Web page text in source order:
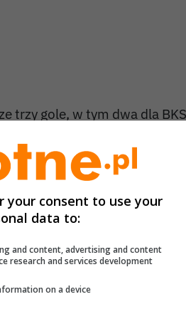
trzy gole, w tym dwa dla
się ponownie
.
Ślusarczyk(trafienie
jesiennej BKS zajmuje 12
swój mecz rozgrywał
udał się do Zgorzelca, gdzie
zakończył się zwycięstwem
your consent to use your
data to:
and content, advertising and content
research and services development
on a device